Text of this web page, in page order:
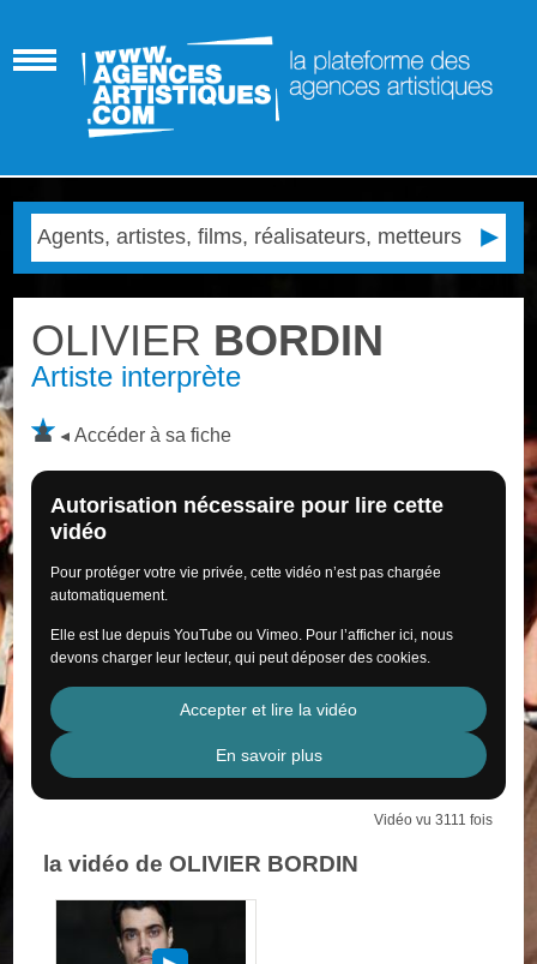
OLIVIER BORDIN
Artiste interprète
Accéder à sa fiche
Autorisation nécessaire pour lire cette
vidéo
Pour protéger votre vie privée, cette vidéo n’est pas chargée
automatiquement.
Elle est lue depuis YouTube ou Vimeo. Pour l’afficher ici, nous
devons charger leur lecteur, qui peut déposer des cookies.
Accepter et lire la vidéo
En savoir plus
Vidéo vu 3111 fois
la vidéo de OLIVIER BORDIN